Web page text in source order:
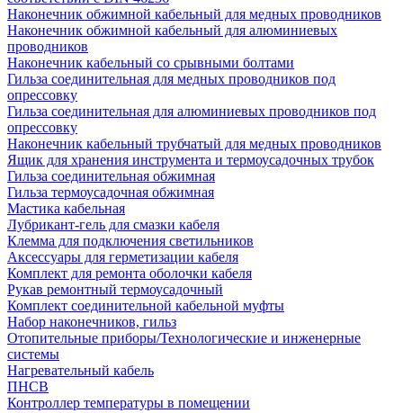
Наконечник обжимной кабельный для медных проводников
Наконечник обжимной кабельный для алюминиевых
проводников
Наконечник кабельный со срывными болтами
Гильза соединительная для медных проводников под
опрессовку
Гильза соединительная для алюминиевых проводников под
опрессовку
Наконечник кабельный трубчатый для медных проводников
Ящик для хранения инструмента и термоусадочных трубок
Гильза соединительная обжимная
Гильза термоусадочная обжимная
Мастика кабельная
Лубрикант-гель для смазки кабеля
Клемма для подключения светильников
Аксессуары для герметизации кабеля
Комплект для ремонта оболочки кабеля
Рукав ремонтный термоусадочный
Комплект соединительной кабельной муфты
Набор наконечников, гильз
Отопительные приборы/Технологические и инженерные
системы
Нагревательный кабель
ПНСВ
Контроллер температуры в помещении